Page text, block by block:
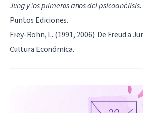
Jung y los primeros años del psicoanálisis.
Puntos Ediciones.
Frey-Rohn, L. (1991, 2006). De Freud a
Cultura Económica.